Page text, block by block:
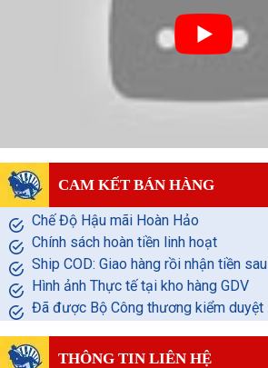
CAM KẾT BÁN HÀNG
Chế Độ Hậu mãi Hoàn Hảo
Chính sách hoàn tiền linh hoạt
Ship COD: Giao hàng rồi nhận tiền sau
Hình ảnh Thực tế tại kho hàng GDV
Đã được Bộ Công thương kiểm duyệt
THÔNG TIN LIÊN HỆ